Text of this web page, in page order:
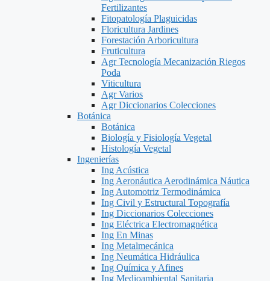
Fertilizantes
Fitopatología Plaguicidas
Floricultura Jardines
Forestación Arboricultura
Fruticultura
Agr Tecnología Mecanización Riegos
Poda
Viticultura
Agr Varios
Agr Diccionarios Colecciones
Botánica
Botánica
Biología y Fisiología Vegetal
Histología Vegetal
Ingenierías
Ing Acústica
Ing Aeronáutica Aerodinámica Náutica
Ing Automotriz Termodinámica
Ing Civil y Estructural Topografía
Ing Diccionarios Colecciones
Ing Eléctrica Electromagnética
Ing En Minas
Ing Metalmecánica
Ing Neumática Hidráulica
Ing Química y Afines
Ing Medioambiental Sanitaria